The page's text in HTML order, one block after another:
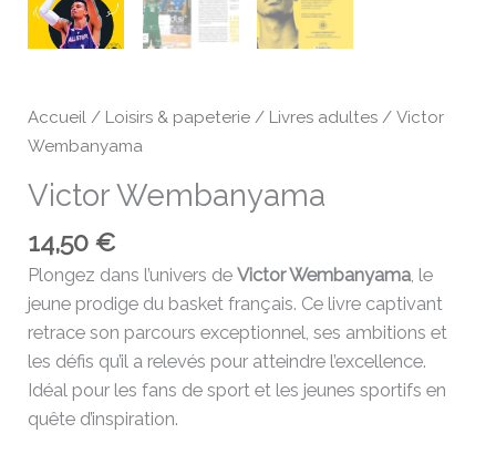
Accueil / Loisirs & papeterie / Livres adultes / Victor
Wembanyama
Victor Wembanyama
14,50€
Plongez dans l’univers deVictor Wembanyama, le
jeune prodige du basket français. Ce livre captivant
retrace son parcours exceptionnel, ses ambitions et
les défis qu’il a relevés pour atteindre l’excellence.
Idéal pour les fans de sport et les jeunes sportifs en
quête d’inspiration.